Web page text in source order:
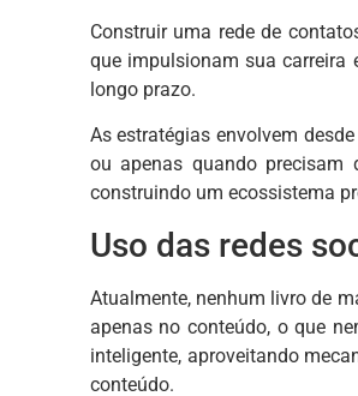
Construir uma rede de
que impulsionam sua carreira
longo prazo.
As estratégias envolvem
ou apenas quando precisam
construindo um ecossistema
Uso das redes
Atualmente, nenhum livro de
apenas no conteúdo, o que
inteligente, aproveitando
conteúdo.